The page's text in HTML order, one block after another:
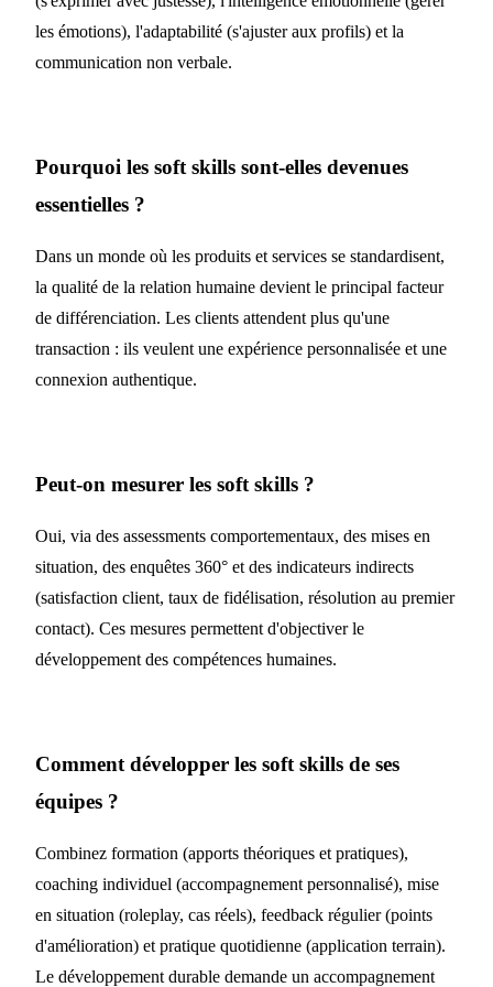
les émotions), l'adaptabilité (s'ajuster aux profils) et la
communication non verbale.
Pourquoi les soft skills sont-elles devenues
essentielles ?
Dans un monde où les produits et services se standardisent,
la qualité de la relation humaine devient le principal facteur
de différenciation. Les clients attendent plus qu'une
transaction : ils veulent une expérience personnalisée et une
connexion authentique.
Peut-on mesurer les soft skills ?
Oui, via des assessments comportementaux, des mises en
situation, des enquêtes 360° et des indicateurs indirects
(satisfaction client, taux de fidélisation, résolution au premier
contact). Ces mesures permettent d'objectiver le
développement des compétences humaines.
Comment développer les soft skills de ses
équipes ?
Combinez formation (apports théoriques et pratiques),
coaching individuel (accompagnement personnalisé), mise
en situation (roleplay, cas réels), feedback régulier (points
d'amélioration) et pratique quotidienne (application terrain).
Le développement durable demande un accompagnement